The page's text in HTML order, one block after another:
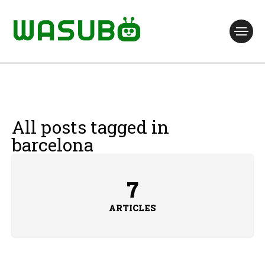
All posts tagged in
barcelona
7
ARTICLES